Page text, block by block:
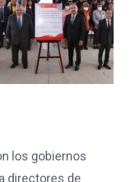
los gobiernos
directores de